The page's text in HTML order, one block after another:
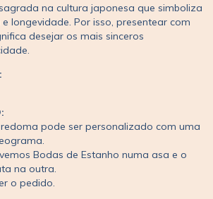
na cultura japonesa que simboliza
longevidade. Por isso, presentear com
desejar os mais sinceros
pode ser personalizado com uma
Bodas de Estanho numa asa e o
na outra.
o pedido.